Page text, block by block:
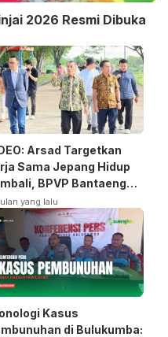
2026 Resmi Dibuka
Arsad Targetkan
Sama Jepang Hidup
BPVP Bantaeng
Bangkitkan Jurusan
yang lalu
Kasus
di Bulukumba: